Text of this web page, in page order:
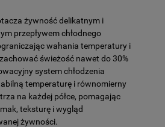
żywność delikatnym i
przepływem chłodnego
wahania temperatury i
świeżość nawet do 30%
system chłodzenia
temperaturę i równomierny
na każdej półce, pomagając
teksturę i wygląd
żywności.